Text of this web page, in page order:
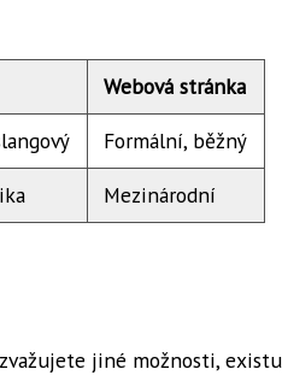
Webová stránka
Formální, běžný
Mezinárodní
jiné možnosti,